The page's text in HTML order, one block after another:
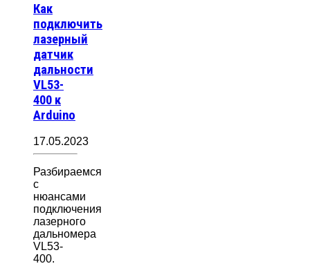
Как
подключить
лазерный
датчик
дальности
VL53-
400 к
Arduino
17.05.2023
Разбираемся
с
нюансами
подключения
лазерного
дальномера
VL53-
400.